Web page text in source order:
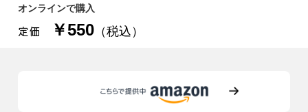
オンラインで購入
定価 ￥550 （税込）